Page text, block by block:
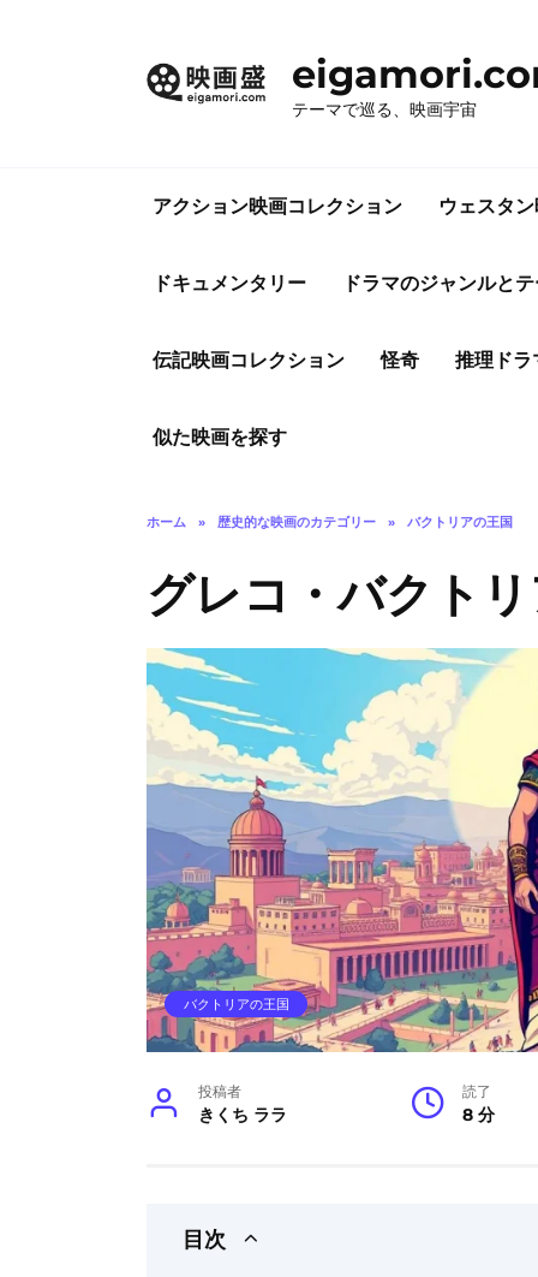
テーマで巡る、映画宇宙
アクション映画コレクション ウェスタ
ドキュメンタリー ドラマのジャンルと
伝記映画コレクション 怪奇 推理ドラ
似た映画を探す
ホーム » 歴史的な映画のカテゴリー » バクトリアの王国
グレコ・バクト
バクトリアの王国
投稿者
きくち ララ
読了
8 分
目次